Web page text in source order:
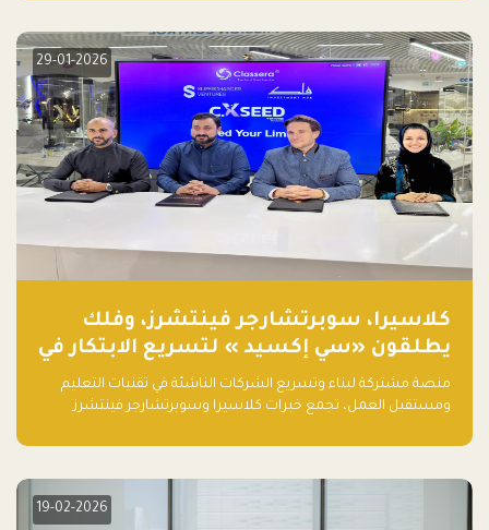
29-01-2026
كلاسيرا، سوبرتشارجر فينتشرز، وفلك
يطلقون «سي إكسيد » لتسريع الابتكار في
تقنيات التعليم ومستقبل العمل
منصة مشتركة لبناء وتسريع الشركات الناشئة في تقنيات التعليم
ومستقبل العمل، تجمع خبرات كلاسيرا وسوبرتشارجر فينتشرز
العالمية.
19-02-2026